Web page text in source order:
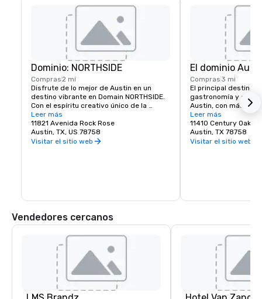
Dominio: NORTHSIDE
Compras2 mi
Disfrute de lo mejor de Austin en un
destino vibrante en Domain NORTHSIDE.
Con el espíritu creativo único de la
ciudad, Domain NORTHSIDE invita a los
visitantes a pasar el día y la noche
explorando elegantes tiendas,
saboreando restaurantes excepcionales,
Leer más
11821 Avenida Rock Rose
Austin, TX, US 78758
Visitar el sitio web
El dominio
Compras 3 mi
El principal destino
gastronomía y
Austin, con más de
restaurantes.
Leer más
11410 Century Oaks
Austin, TX 78758
Visitar el sitio web
Vendedores cercanos